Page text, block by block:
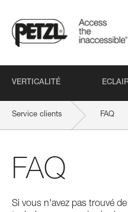
VERTICALITÉ
Service clients FAQ
FAQ
Si vous n'avez pas trouvé